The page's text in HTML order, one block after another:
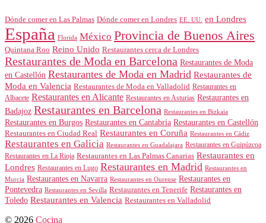
Dónde comer en Las Palmas Dónde comer en Londres EE. UU. en Londres
España Florida México Provincia de Buenos Aires
Quintana Roo Reino Unido Restaurantes cerca de Londres
Restaurantes de Moda en Barcelona Restaurantes de Moda
en Castellón Restaurantes de Moda en Madrid Restaurantes de
Moda en Valencia Restaurantes de Moda en Valladolid Restaurantes en
Albacete Restaurantes en Alicante Restaurantes en Asturias Restaurantes en
Badajoz Restaurantes en Barcelona Restaurantes en Bizkaia
Restaurantes en Burgos Restaurantes en Cantabria Restaurantes en Castellón
Restaurantes en Ciudad Real Restaurantes en Coruña Restaurantes en Cádiz
Restaurantes en Galicia Restaurantes en Guadalajara Restaurantes en Guipúzcoa
Restaurantes en La Rioja Restaurantes en Las Palmas Canarias Restaurantes en
Londres Restaurantes en Lugo Restaurantes en Madrid Restaurantes en
Murcia Restaurantes en Navarra Restaurantes en Ourense Restaurantes en
Pontevedra Restaurantes en Sevilla Restaurantes en Tenerife Restaurantes en
Toledo Restaurantes en Valencia Restaurantes en Valladolid
© 2026 Cocina